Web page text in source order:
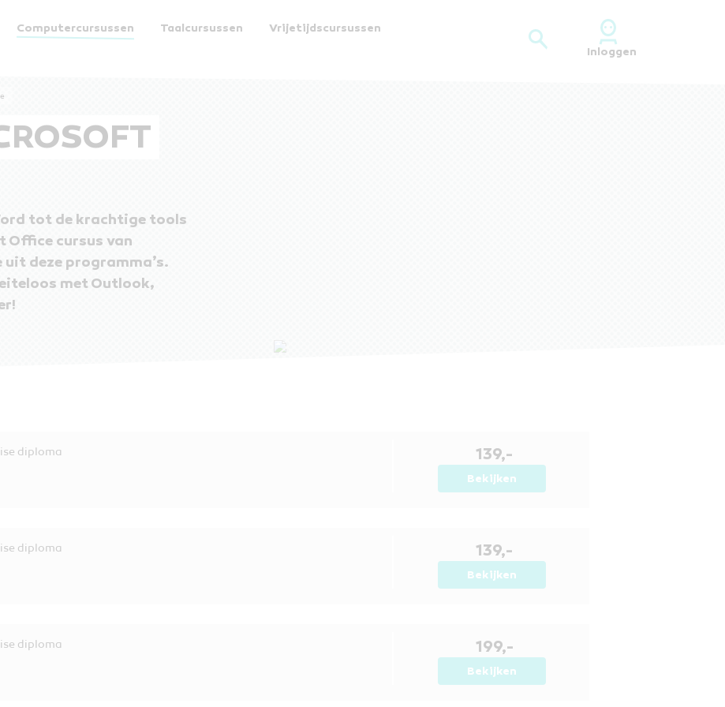
Computercursussen Taalcursussen Vrijetijdscursussen
Inloggen
tot de krachtige tools
Office cursus van
deze programma’s.
met Outlook,
diploma 139,-
Bekijken
diploma 139,-
Bekijken
diploma 199,-
Bekijken